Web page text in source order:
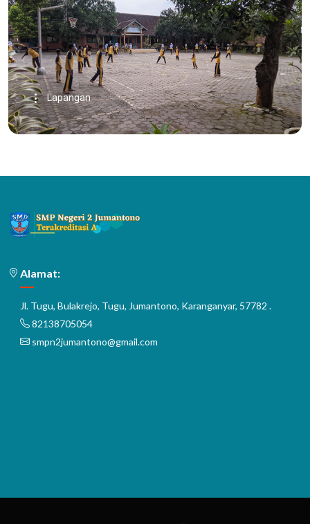
Lapangan
Alamat:
Jl. Tugu, Bulakrejo, Tugu, Jumantono, Karanganyar, 57782 .
82138705054
smpn2jumantono@gmail.com